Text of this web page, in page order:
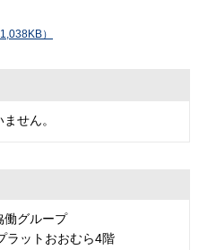
）
せん。
働グループ
ラットおおむら4階